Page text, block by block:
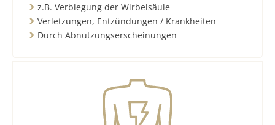
z.B. Verbiegung der Wirbelsäule
Verletzungen, Entzündungen / Krankheiten
Durch Abnutzungserscheinungen